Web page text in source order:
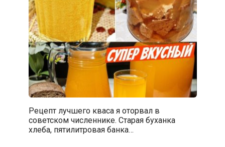
Рецепт лучшего кваса я оторвал в
советском численнике. Старая буханка
хлеба, пятилитровая банка…